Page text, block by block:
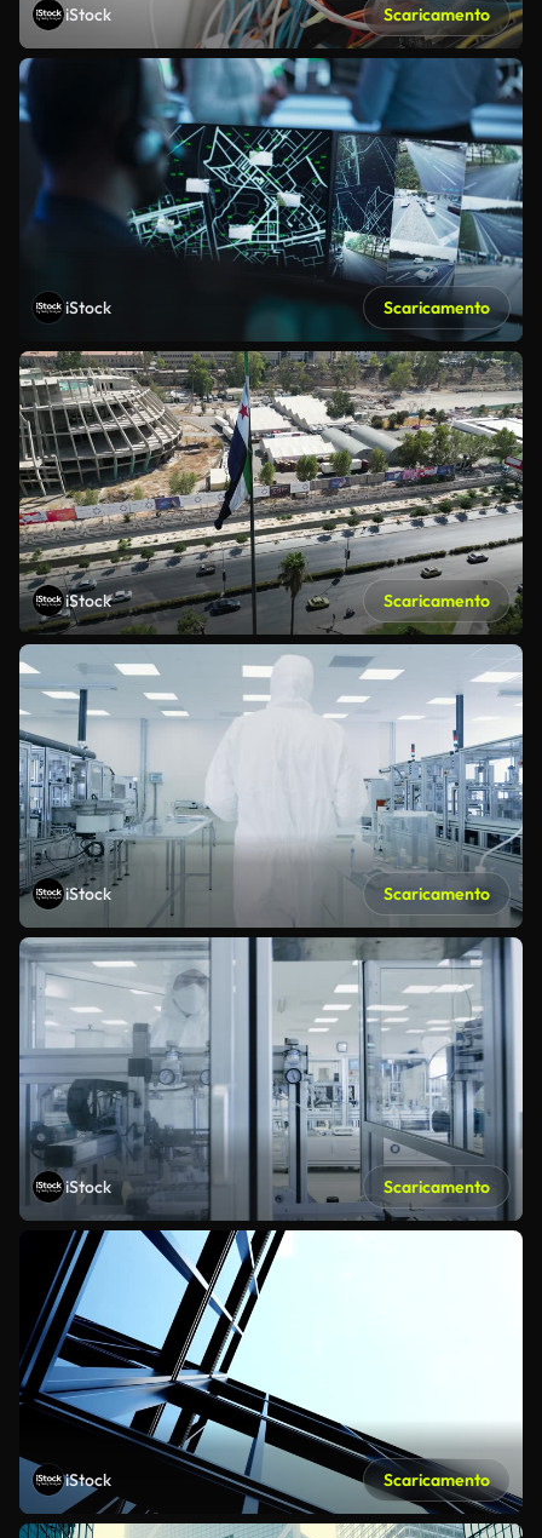
iStock Scaricamento
iStock Scaricamento
iStock Scaricamento
iStock Scaricamento
iStock Scaricamento
iStock Scaricamento